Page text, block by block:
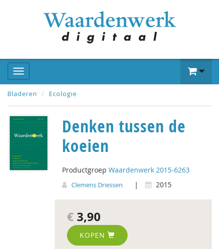
Bladeren Ecologie
Denken tussen de
koeien
Productgroep Waardenwerk 2015-6263
Clemens Driessen | 2015
€ 3,90
KOPEN